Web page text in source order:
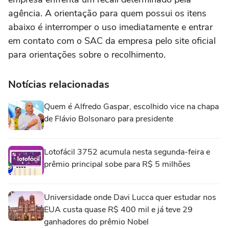
agência. A orientação para quem possui os itens
abaixo é interromper o uso imediatamente e entrar
em contato com o SAC da empresa pelo site oficial
para orientações sobre o recolhimento.
Notícias relacionadas
Quem é Alfredo Gaspar, escolhido vice na chapa
de Flávio Bolsonaro para presidente
Lotofácil 3752 acumula nesta segunda-feira e
prêmio principal sobe para R$ 5 milhões
Universidade onde Davi Lucca quer estudar nos
EUA custa quase R$ 400 mil e já teve 29
ganhadores do prêmio Nobel